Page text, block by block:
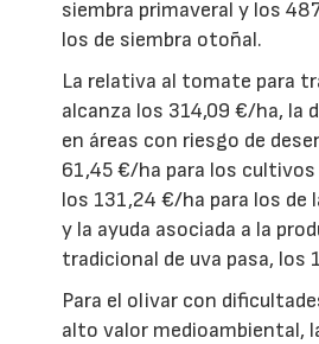
siembra primaveral y los
los de siembra otoñal.
La relativa al tomate para
alcanza los 314,09 €/ha, la
en áreas con riesgo de
61,45 €/ha para los cultivos
los 131,24 €/ha para los de
y la ayuda asociada a la
tradicional de uva pasa, los
Para el olivar con
alto valor medioambiental,